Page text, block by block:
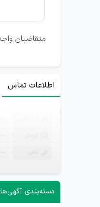
متقاضیان
اطلاعات تماس
دسته‌بندی